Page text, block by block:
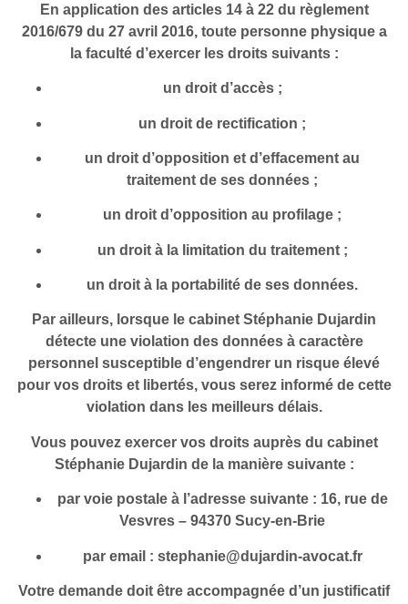
En application des articles 14 à 22 du règlement
2016/679 du 27 avril 2016, toute personne physique a
la faculté d’exercer les droits suivants :
un droit d’accès ;
un droit de rectification ;
un droit d’opposition et d’effacement au
traitement de ses données ;
un droit d’opposition au profilage ;
un droit à la limitation du traitement ;
un droit à la portabilité de ses données.
Par ailleurs, lorsque le cabinet Stéphanie Dujardin
détecte une violation des données à caractère
personnel susceptible d’engendrer un risque élevé
pour vos droits et libertés, vous serez informé de cette
violation dans les meilleurs délais.
Vous pouvez exercer vos droits auprès du cabinet
Stéphanie Dujardin de la manière suivante :
par voie postale à l’adresse suivante : 16, rue de
Vesvres – 94370 Sucy-en-Brie
par email : stephanie@dujardin-avocat.fr
Votre demande doit être accompagnée d’un justificatif